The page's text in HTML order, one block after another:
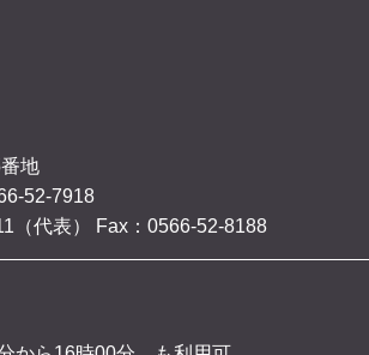
地
52-7918
（代表） Fax：0566-52-8188